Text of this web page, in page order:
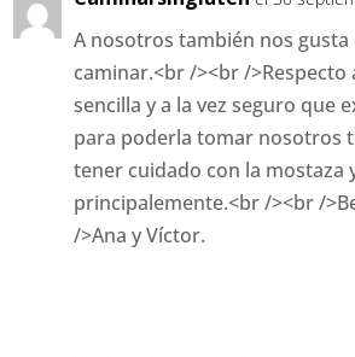
A nosotros también nos gusta
caminar.<br /><br />Respecto
sencilla y a la vez seguro que
para poderla tomar nosotros
tener cuidado con la mostaza
principalemente.<br /><br /
/>Ana y Víctor.